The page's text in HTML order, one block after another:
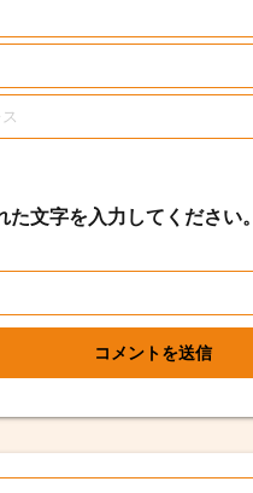
た文字を入力してください。